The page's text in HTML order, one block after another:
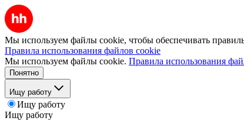
Мы используем файлы cookie, чтобы обеспечивать
Правила использования файлов cookie
Мы используем файлы cookie. Правила использования
Понятно
Ищу работу
Ищу работу
Ищу работу